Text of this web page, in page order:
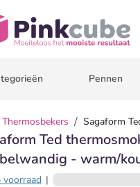
Pennen
Thermosbekers / Sagaform
Ted
- warm/
voorraad |